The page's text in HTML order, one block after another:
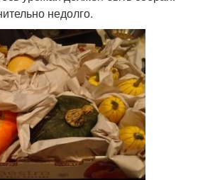
недолго.